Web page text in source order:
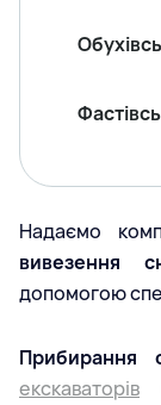
Надаємо
вивезення
допомогою
Прибирання
екскаваторів